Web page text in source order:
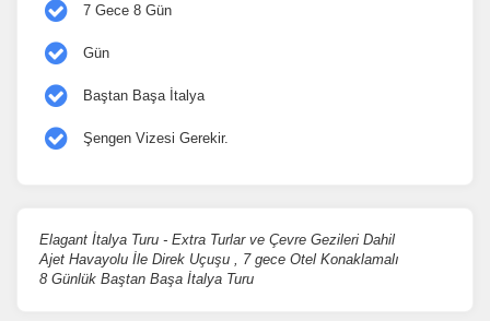
7 Gece 8 Gün
Gün
Baştan Başa İtalya
Şengen Vizesi Gerekir.
Elagant İtalya Turu - Extra Turlar ve Çevre Gezileri Dahil
Ajet Havayolu İle Direk Uçuşu , 7 gece Otel Konaklamalı
8 Günlük Baştan Başa İtalya Turu